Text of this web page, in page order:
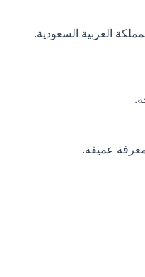
العربية السعودية.
عميقة.